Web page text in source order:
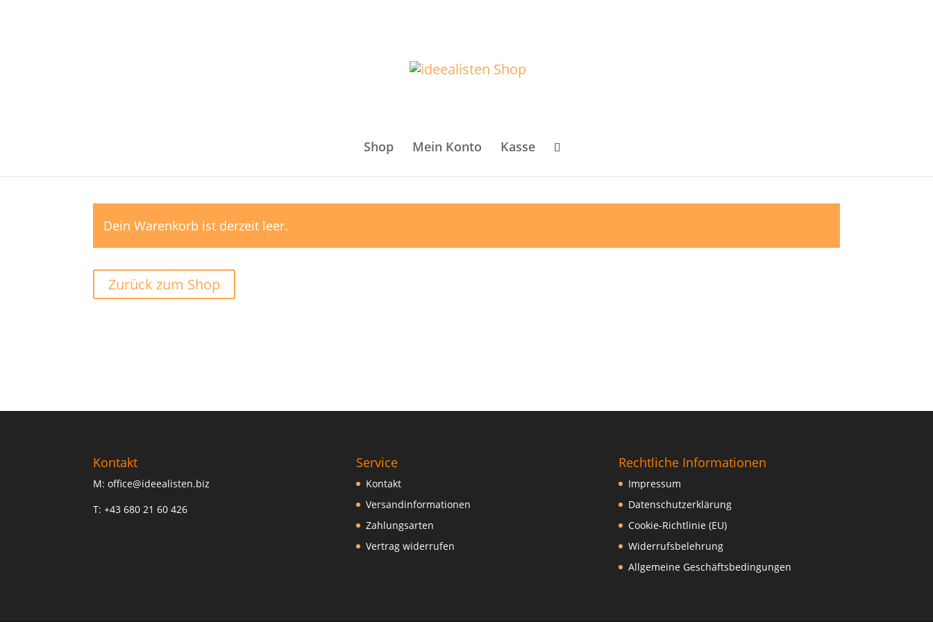
Shop Mein Konto Kasse
Dein Warenkorb ist derzeit leer.
Zurück zum Shop
Kontakt
M: office@ideealisten.biz
T: +43 680 21 60 426
Service
Kontakt
Versandinformationen
Zahlungsarten
Vertrag widerrufen
Rechtliche Informationen
Impressum
Datenschutzerklärung
Cookie-Richtlinie (EU)
Widerrufsbelehrung
Allgemeine Geschäftsbedingungen